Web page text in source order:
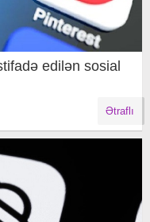
edilən sosial
Ətraflı